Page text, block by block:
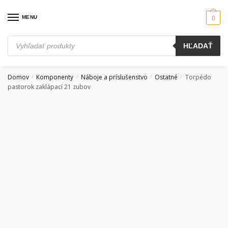
MENU
Products
search
HĽADAŤ
0
Domov / Komponenty / Náboje a príslušenstvo / Ostatné / Torpédo
pastorok zaklápací 21 zubov